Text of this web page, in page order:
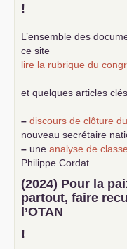
!
L’ensemble des
ce site
lire la rubrique du
et quelques articles
– discours de clôture
nouveau secrétaire
– une analyse de
Philippe Cordat
–
un texte de Jean-
science sociale de
–un appel proposé
d’Europe
–
(2024) Pour la
partout, faire
l’OTAN
!